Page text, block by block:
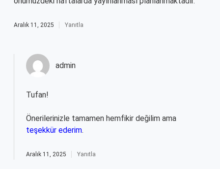
Aralık 11, 2025 Yanıtla
admin
Tufan!
Önerilerinizle tamamen hemfikir değilim ama
teşekkür ederim.
Aralık 11, 2025 Yanıtla